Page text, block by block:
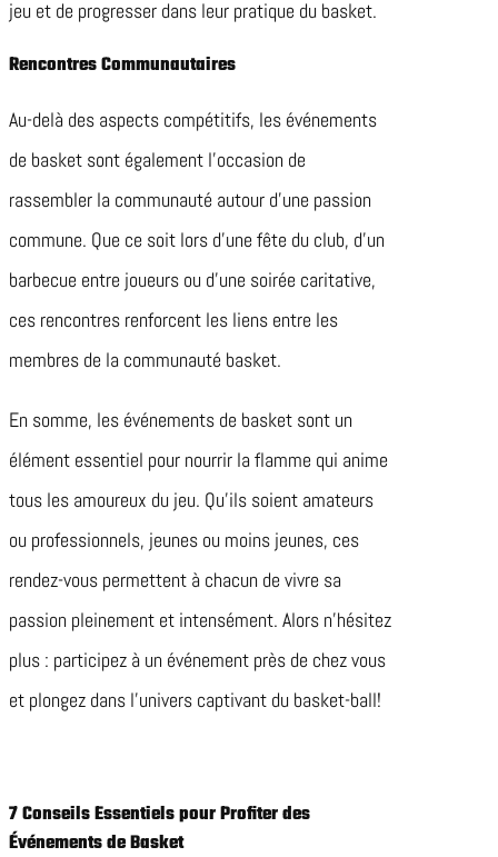
jeu et de progresser dans leur pratique du basket.
Rencontres Communautaires
Au-delà des aspects compétitifs, les événements
de basket sont également l’occasion de
rassembler la communauté autour d’une passion
commune. Que ce soit lors d’une fête du club, d’un
barbecue entre joueurs ou d’une soirée caritative,
ces rencontres renforcent les liens entre les
membres de la communauté basket.
En somme, les événements de basket sont un
élément essentiel pour nourrir la flamme qui anime
tous les amoureux du jeu. Qu’ils soient amateurs
ou professionnels, jeunes ou moins jeunes, ces
rendez-vous permettent à chacun de vivre sa
passion pleinement et intensément. Alors n’hésitez
plus : participez à un événement près de chez vous
et plongez dans l’univers captivant du basket-ball!
7 Conseils Essentiels pour Profiter des
Événements de Basket